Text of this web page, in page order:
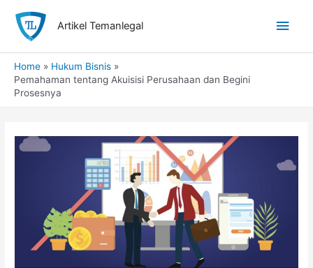
content
Artikel Temanlegal
Main
Home
Hukum Bisnis
Pemahaman tentang Akuisisi Perusahaan dan Begini
Prosesnya